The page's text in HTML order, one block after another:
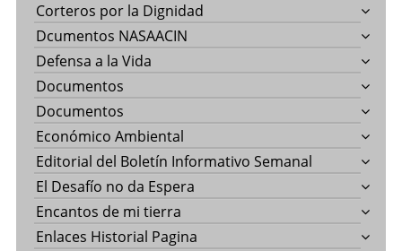
Corteros por la Dignidad
Dcumentos NASAACIN
Defensa a la Vida
Documentos
Documentos
Económico Ambiental
Editorial del Boletín Informativo Semanal
El Desafío no da Espera
Encantos de mi tierra
Enlaces Historial Pagina